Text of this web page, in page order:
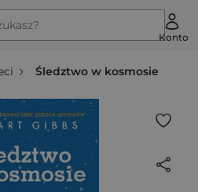
Konto
Śledztwo w kosmosie